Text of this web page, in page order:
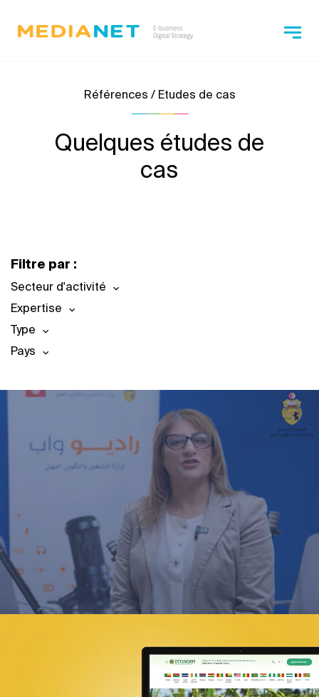
Références / Etudes de cas
Quelques études de
cas
Filtre par :
Secteur d'activité
Expertise
Type
Pays